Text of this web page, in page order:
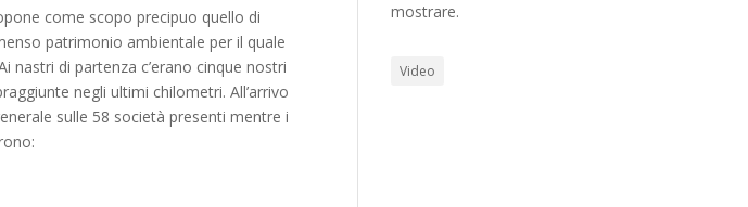
come scopo precipuo quello di
patrimonio ambientale per il quale
nastri di partenza c’erano cinque nostri
negli ultimi chilometri. All’arrivo
sulle 58 società presenti mentre i
mostrare.
Video